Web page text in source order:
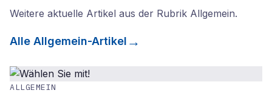
Weitere aktuelle Artikel aus der Rubrik Allgemein.
Alle Allgemein-Artikel
ALLGEMEIN